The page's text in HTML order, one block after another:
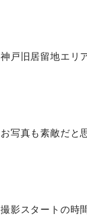
神戸旧居留地エリ
お写真も素敵だと
撮影スタートの時